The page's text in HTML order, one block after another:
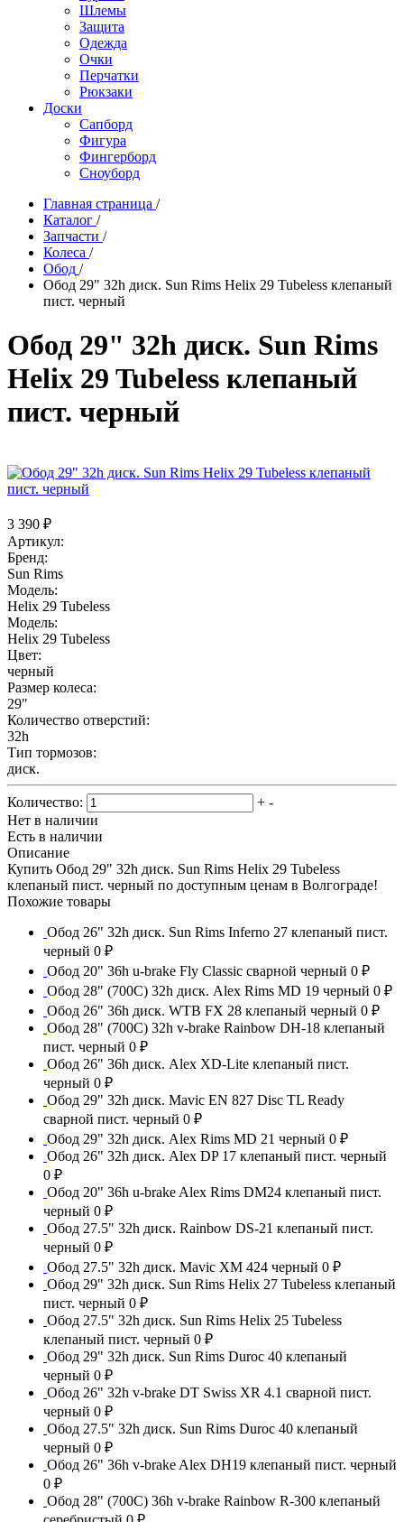
Шлемы
Защита
Одежда
Очки
Перчатки
Рюкзаки
Доски
Сапборд
Фигура
Фингерборд
Сноуборд
Главная страница /
Каталог /
Запчасти /
Колеса /
Обод /
Обод 29" 32h диск. Sun Rims Helix 29 Tubeless клепаный
пист. черный
Обод 29" 32h диск. Sun Rims
Helix 29 Tubeless клепаный
пист. черный
3 390 ₽
Артикул:
Бренд:
Sun Rims
Модель:
Helix 29 Tubeless
Модель:
Helix 29 Tubeless
Цвет:
черный
Размер колеса:
29"
Количество отверстий:
32h
Тип тормозов:
диск.
Количество: + -
Нет в наличии
Есть в наличии
Описание
Купить Обод 29" 32h диск. Sun Rims Helix 29 Tubeless
клепаный пист. черный по доступным ценам в Волгограде!
Похожие товары
Обод 26" 32h диск. Sun Rims Inferno 27 клепаный пист.
черный 0 ₽
Обод 20" 36h u-brake Fly Classic сварной черный 0 ₽
Обод 28" (700С) 32h диск. Alex Rims MD 19 черный 0 ₽
Обод 26" 36h диск. WTB FX 28 клепаный черный 0 ₽
Обод 28" (700С) 32h v-brake Rainbow DH-18 клепаный
пист. черный 0 ₽
Обод 26" 36h диск. Alex XD-Lite клепаный пист.
черный 0 ₽
Обод 29" 32h диск. Mavic EN 827 Disc TL Ready
сварной пист. черный 0 ₽
Обод 29" 32h диск. Alex Rims MD 21 черный 0 ₽
Обод 26" 32h диск. Alex DP 17 клепаный пист. черный
0 ₽
Обод 20" 36h u-brake Alex Rims DM24 клепаный пист.
черный 0 ₽
Обод 27.5" 32h диск. Rainbow DS-21 клепаный пист.
черный 0 ₽
Обод 27.5" 32h диск. Mavic XM 424 черный 0 ₽
Обод 29" 32h диск. Sun Rims Helix 27 Tubeless клепаный
пист. черный 0 ₽
Обод 27.5" 32h диск. Sun Rims Helix 25 Tubeless
клепаный пист. черный 0 ₽
Обод 29" 32h диск. Sun Rims Duroc 40 клепаный
черный 0 ₽
Обод 26" 32h v-brake DT Swiss XR 4.1 сварной пист.
черный 0 ₽
Обод 27.5" 32h диск. Sun Rims Duroc 40 клепаный
черный 0 ₽
Обод 26" 36h v-brake Alex DH19 клепаный пист. черный
0 ₽
Обод 28" (700С) 36h v-brake Rainbow R-300 клепаный